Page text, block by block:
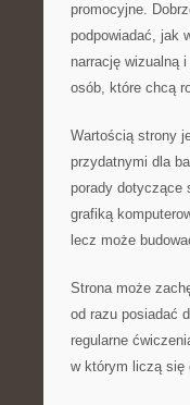
promocyjne.
podpowiadać, jak
narrację wizualną
osób, które chcą
Wartością strony
przydatnymi dla
porady dotyczące
grafiką
lecz może
Strona może
od razu posiadać
regularne
w którym liczą się